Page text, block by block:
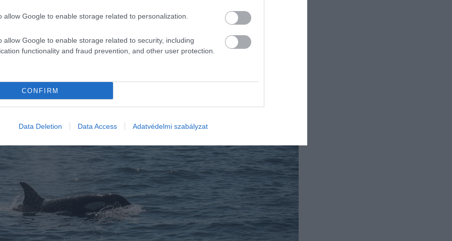
allow Google to enable storage related to personalization.
allow Google to enable storage related to security, including
functionality and fraud prevention, and other user protection.
CONFIRM
Data Deletion Data Access Adatvédelmi szabályzat